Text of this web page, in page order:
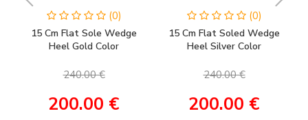
(0)
15 Cm Flat Sole Wedge
Heel Gold Color
Shoes
240.00 €
200.00 €
(0)
15 Cm Flat Soled Wedge
Heel Silver Color
240.00 €
200.00 €